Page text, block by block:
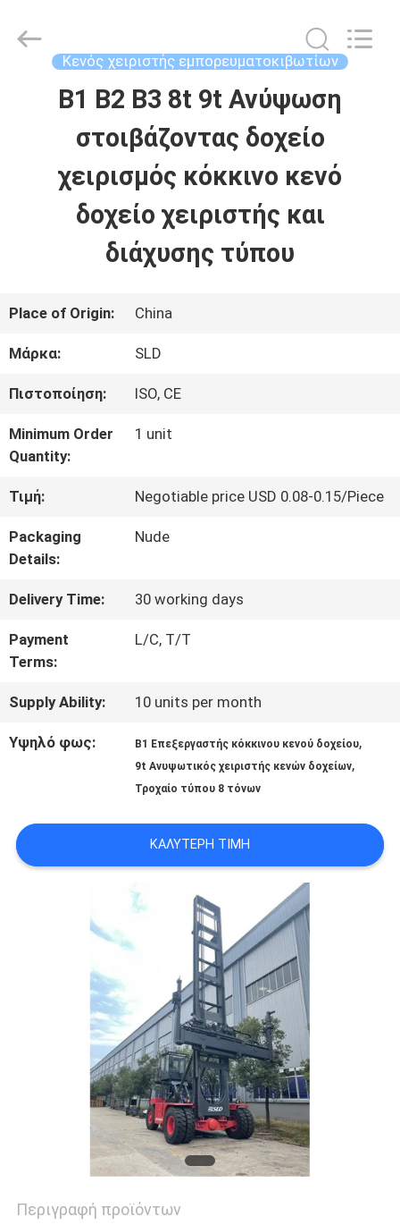
ΣΠΊΤΙ
ΠΡΟΪΌΝΤΑ
ΠΕΡΊΠΟΥ
ΕΡΓΟΣΤΑΣΊΩΝ
ΠΟΙΟΤΙΚΌΣ
SITEMAP
PRIVACY
POLICY
Development
Κενός χειριστής εμπορευματοκιβωτίων
Β1 Β2 Β3 8t 9t Ανύψωση
στοιβάζοντας δοχείο
χειρισμός κόκκινο κενό
δοχείο χειριστής και
διάχυσης τύπου
Place of Origin: China
Μάρκα: SLD
Πιστοποίηση: ISO, CE
Minimum Order
Quantity:
1 unit
Τιμή: Negotiable price USD 0.08-0.15/Piece
Packaging
Details:
Nude
Delivery Time: 30 working days
Payment
Terms:
L/C, T/T
Supply Ability: 10 units per month
Υψηλό φως: Β1 Επεξεργαστής κόκκινου κενού δοχείου,
9t Ανυψωτικός χειριστής κενών δοχείων,
Τροχαίο τύπου 8 τόνων
ΚΑΛΎΤΕΡΗ ΤΙΜΉ
Περιγραφή προϊόντων